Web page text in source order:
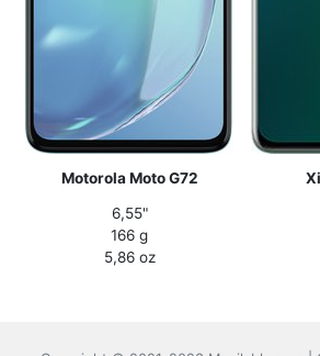
Motorola Moto G72
6,55"
166 g
5,86 oz